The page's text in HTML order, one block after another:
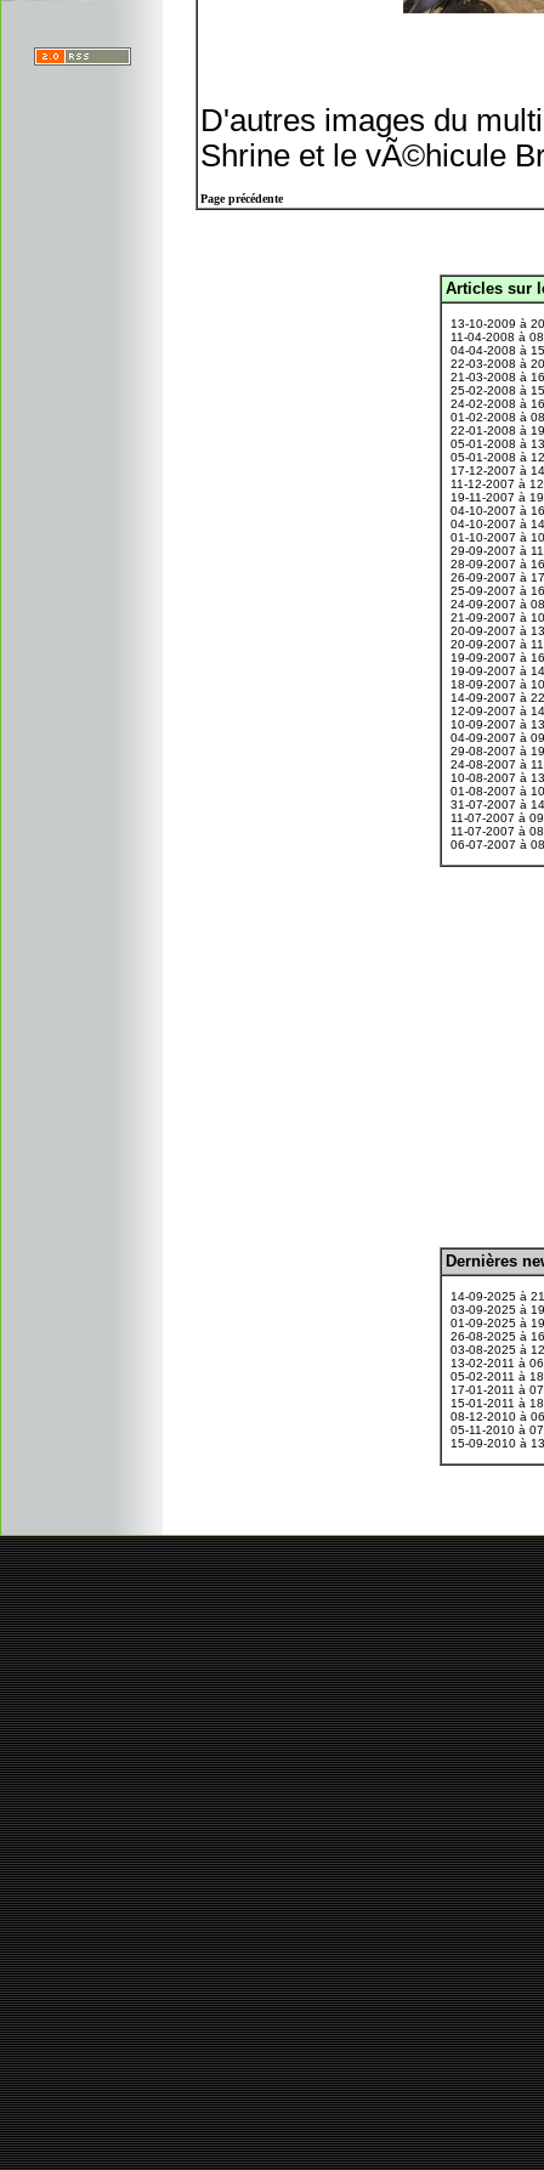
D'autres images du
Shrine et le vÃ©hicule
Page précédente
Articles sur
13-10-2009 à
11-04-2008 à
04-04-2008 à
22-03-2008 à
21-03-2008 à
25-02-2008 à
24-02-2008 à
01-02-2008 à
22-01-2008 à
05-01-2008 à
05-01-2008 à
17-12-2007 à
11-12-2007 à
19-11-2007 à
04-10-2007 à
04-10-2007 à
01-10-2007 à
29-09-2007 à
28-09-2007 à
26-09-2007 à
25-09-2007 à
24-09-2007 à
21-09-2007 à
20-09-2007 à
20-09-2007 à
19-09-2007 à
19-09-2007 à
18-09-2007 à
14-09-2007 à
12-09-2007 à
10-09-2007 à
04-09-2007 à
29-08-2007 à
24-08-2007 à
10-08-2007 à
01-08-2007 à
31-07-2007 à
11-07-2007 à
11-07-2007 à
06-07-2007 à
Dernières
14-09-2025 à
03-09-2025 à
01-09-2025 à
26-08-2025 à
03-08-2025 à
13-02-2011 à
05-02-2011 à
17-01-2011 à
15-01-2011 à
08-12-2010 à
05-11-2010 à
15-09-2010 à